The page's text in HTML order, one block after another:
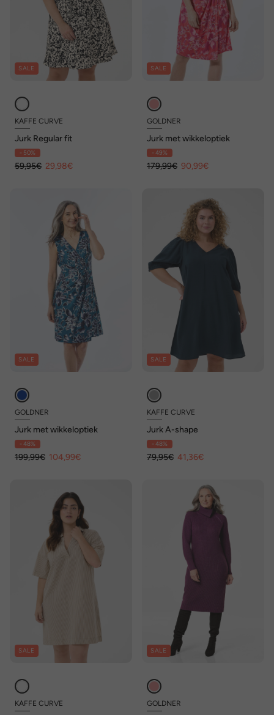
SALE
KAFFE CURVE
Jurk Regular fit
- 50%
59,95€ 29,98€
SALE
GOLDNER
Jurk met wikkeloptiek
- 49%
179,99€ 90,99€
SALE
GOLDNER
Jurk met wikkeloptiek
- 48%
199,99€ 104,99€
SALE
KAFFE CURVE
Jurk A-shape
- 48%
79,95€ 41,36€
SALE
KAFFE CURVE
SALE
GOLDNER